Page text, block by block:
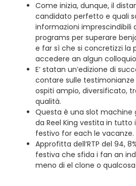
Come inizia, dunque, il
candidato perfetto e quali
informazioni imprescindibili
programs per superare
e far sì che si concretizzi la
accedere an algun
E’ statan un’edizione di
contare sulle
ospiti ampio, diversificato,
qualità.
Questa è una slot machine
da Reel King vestita in tutto
festivo for each le vacanze.
Approfitta dell’RTP del 94,
festiva che sfida i fan an
meno di el clone o